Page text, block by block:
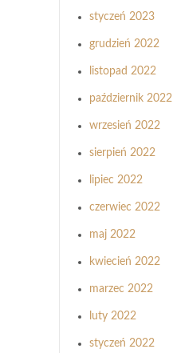
styczeń 2023
grudzień 2022
listopad 2022
październik 2022
wrzesień 2022
sierpień 2022
lipiec 2022
czerwiec 2022
maj 2022
kwiecień 2022
marzec 2022
luty 2022
styczeń 2022